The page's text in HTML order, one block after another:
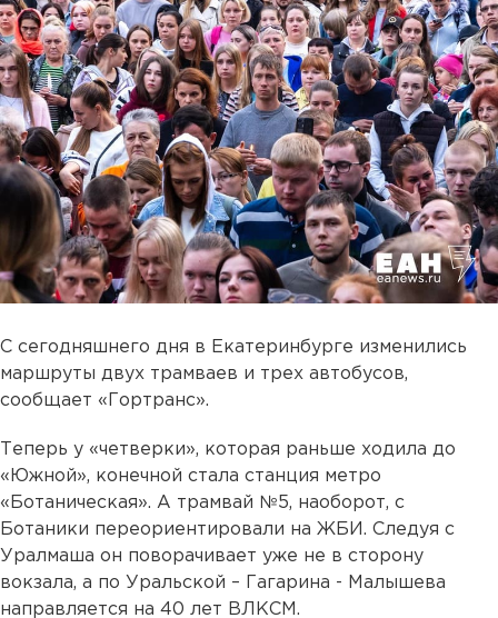
С сегодняшнего дня в Екатеринбурге изменились
маршруты двух трамваев и трех автобусов,
сообщает «Гортранс».
Теперь у «четверки», которая раньше ходила до
«Южной», конечной стала станция метро
«Ботаническая». А трамвай №5, наоборот, с
Ботаники переориентировали на ЖБИ. Следуя с
Уралмаша он поворачивает уже не в сторону
вокзала, а по Уральской – Гагарина - Малышева
направляется на 40 лет ВЛКСМ.